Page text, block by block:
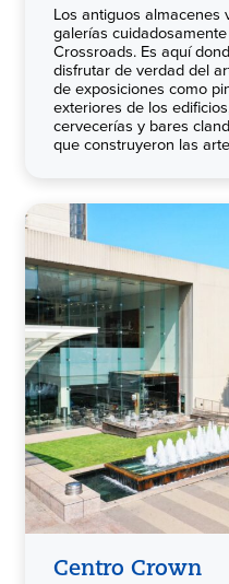
Los antiguos almacenes
galerías
Crossroads. Es aquí
disfrutar de verdad del
de exposiciones como
exteriores de los
cervecerías y bares
que construyeron las
Centro Crown